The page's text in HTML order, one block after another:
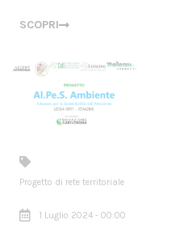
SCOPRI
Progetto di rete territoriale
1 Luglio 2024 - 00:00